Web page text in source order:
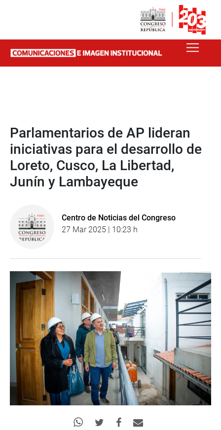
Parlamentarios de AP lideran
iniciativas para el desarrollo de
Loreto, Cusco, La Libertad,
Junín y Lambayeque
Centro de Noticias del Congreso
27 Mar 2025 | 10:23 h